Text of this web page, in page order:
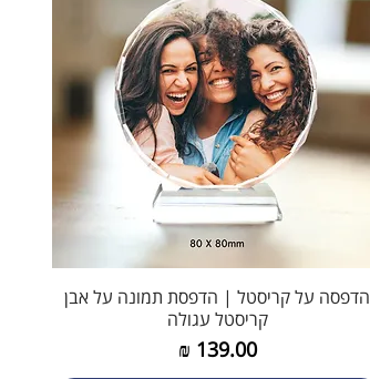
תצוגה מהירה
הדפסה על קריסטל | הדפסת תמונה על אבן
קריסטל עגולה
מחיר‏139.00 ‏₪